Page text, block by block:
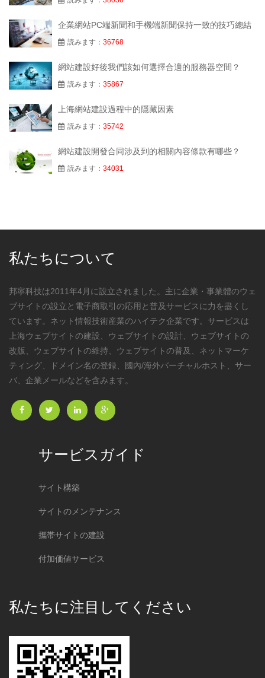
企業網站PC端新聞和手機端新聞保持一致的技巧總結
読みます： 36768
網站建設好後我們該如何選擇合適的服務器空間？
読みます： 35867
上海網站建設過程中的隱藏因素
読みます： 35742
網站建設開發合同涉及到的相關內容條款有哪些？
読みます： 34031
私たちについて
邦寧科技は2011年4月に設立されました。主に企業・事業體のウェ
ブサイトの設立と電子商取引の応用と普及サービスに力を盡くし
ています。ネット情報技術産業のハイテク企業です。サービスは
上海ウェブサイトの建設、ウェブサイトの設計、ウェブサイトの
改版、ウェブサイトの維持、ウェブサイトの普及、ネットマーケ
ティング、ドメイン名の登録、國內/海外バーチャルホスト、サー
バ、企業メールなどを含みます。
サービスガイド
サイト構築
サイトのメンテナンス
攜帯サイトの建設
付加価値サービス
私たちに注目してください